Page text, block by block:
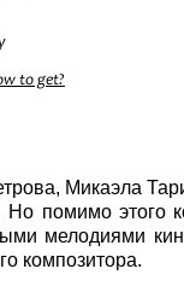
to get?
Микаэла
помимо этого
мелодиями
композитора.